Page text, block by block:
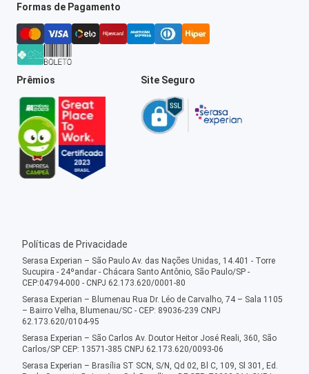
Formas de Pagamento
Prêmios Site Seguro
Políticas de Privacidade
Serasa Experian – São Paulo Av. das Nações Unidas, 14.401 - Torre
Sucupira - 24ºandar - Chácara Santo Antônio, São Paulo/SP -
CEP:04794-000 - CNPJ 62.173.620/0001-80
Serasa Experian – Blumenau Rua Dr. Léo de Carvalho, 74 – Sala 1105
– Bairro Velha, Blumenau/SC - CEP: 89036-239 CNPJ
62.173.620/0104-95
Serasa Experian – São Carlos Av. Doutor Heitor José Reali, 360, São
Carlos/SP CEP: 13571-385 CNPJ 62.173.620/0093-06
Serasa Experian – Brasília ST SCN, S/N, Qd 02, Bl C, 109, Sl 301, Ed.